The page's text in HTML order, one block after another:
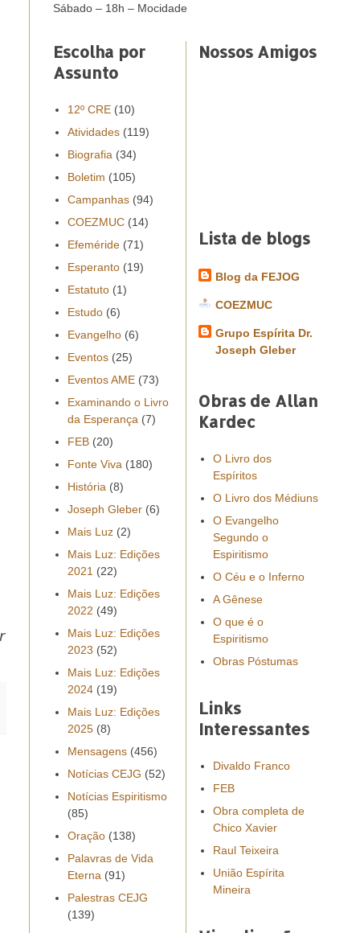
Sábado – 18h – Mocidade
Escolha por
Assunto
12º CRE (10)
Atividades (119)
Biografia (34)
Boletim (105)
Campanhas (94)
COEZMUC (14)
Efeméride (71)
Esperanto (19)
Estatuto (1)
Estudo (6)
Evangelho (6)
Eventos (25)
Eventos AME (73)
Examinando o Livro
da Esperança (7)
FEB (20)
Fonte Viva (180)
História (8)
Joseph Gleber (6)
Mais Luz (2)
Mais Luz: Edições
2021 (22)
Mais Luz: Edições
2022 (49)
Mais Luz: Edições
2023 (52)
Mais Luz: Edições
2024 (19)
Mais Luz: Edições
2025 (8)
Mensagens (456)
Notícias CEJG (52)
Notícias Espiritismo
(85)
Oração (138)
Palavras de Vida
Eterna (91)
Palestras CEJG
(139)
Nossos Amigos
Lista de blogs
Blog da FEJOG
COEZMUC
Grupo Espírita Dr.
Joseph Gleber
Obras de Allan
Kardec
O Livro dos
Espíritos
O Livro dos Médiuns
O Evangelho
Segundo o
Espiritismo
O Céu e o Inferno
A Gênese
O que é o
Espiritismo
Obras Póstumas
Links
Interessantes
Divaldo Franco
FEB
Obra completa de
Chico Xavier
Raul Teixeira
União Espírita
Mineira